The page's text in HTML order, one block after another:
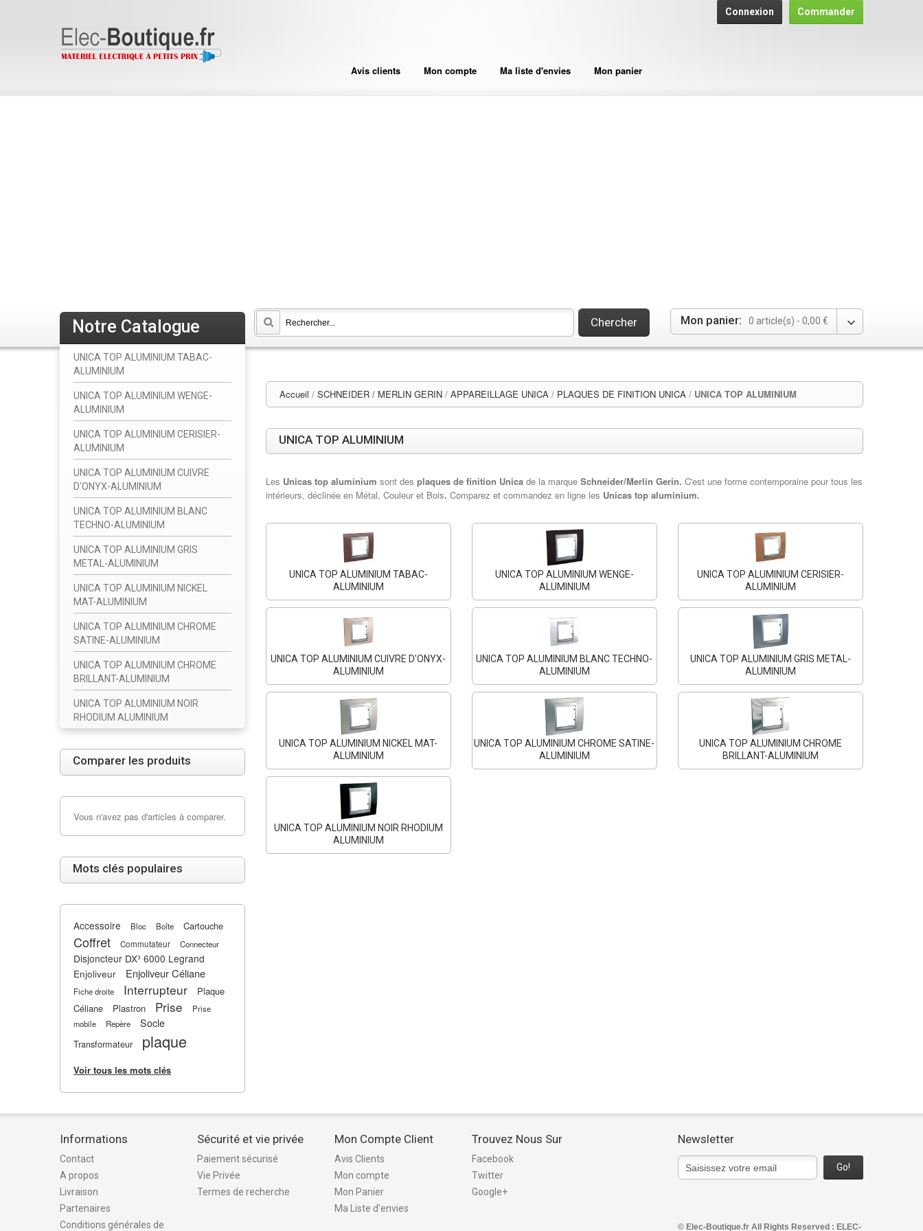
Connexion Commander
Avis clients Mon compte Ma liste d'envies Mon panier
Mon panier: 0 article(s) - 0,00 €
Chercher
Accueil / SCHNEIDER / MERLIN GERIN / APPAREILLAGE UNICA / PLAQUES DE FINITION UNICA / UNICA TOP ALUMINIUM
UNICA TOP ALUMINIUM
Les Unicas top aluminium sont des plaques de finition Unica de la marque Schneider/Merlin Gerin. C'est une forme contemporaine pour tous les
intérieurs, déclinée en Métal, Couleur et Bois. Comparez et commandez en ligne les Unicas top aluminium.
UNICA TOP ALUMINIUM TABAC-
ALUMINIUM
UNICA TOP ALUMINIUM WENGE-
ALUMINIUM
UNICA TOP ALUMINIUM CERISIER-
ALUMINIUM
UNICA TOP ALUMINIUM CUIVRE D'ONYX-
ALUMINIUM
UNICA TOP ALUMINIUM BLANC TECHNO-
ALUMINIUM
UNICA TOP ALUMINIUM GRIS METAL-
ALUMINIUM
UNICA TOP ALUMINIUM NICKEL MAT-
ALUMINIUM
UNICA TOP ALUMINIUM CHROME SATINE-
ALUMINIUM
UNICA TOP ALUMINIUM CHROME
BRILLANT-ALUMINIUM
UNICA TOP ALUMINIUM NOIR RHODIUM
ALUMINIUM
Notre Catalogue
UNICA TOP ALUMINIUM TABAC-
ALUMINIUM
UNICA TOP ALUMINIUM WENGE-
ALUMINIUM
UNICA TOP ALUMINIUM CERISIER-
ALUMINIUM
UNICA TOP ALUMINIUM CUIVRE
D'ONYX-ALUMINIUM
UNICA TOP ALUMINIUM BLANC
TECHNO-ALUMINIUM
UNICA TOP ALUMINIUM GRIS
METAL-ALUMINIUM
UNICA TOP ALUMINIUM NICKEL
MAT-ALUMINIUM
UNICA TOP ALUMINIUM CHROME
SATINE-ALUMINIUM
UNICA TOP ALUMINIUM CHROME
BRILLANT-ALUMINIUM
UNICA TOP ALUMINIUM NOIR
RHODIUM ALUMINIUM
Comparer les produits
Vous n'avez pas d'articles à comparer.
Mots clés populaires
Accessoire Bloc Boîte Cartouche
Coffret Commutateur Connecteur
Disjoncteur DX³ 6000 Legrand
Enjoliveur
Enjoliveur Céliane
Fiche droite Interrupteur
Plaque
Céliane
Plastron Prise
Prise
mobile
Repère Socle
Transformateur plaque
Voir tous les mots clés
Informations
Contact
A propos
Livraison
Partenaires
Conditions générales de
Sécurité et vie privée
Paiement sécurisé
Vie Privée
Termes de recherche
Mon Compte Client
Avis Clients
Mon compte
Mon Panier
Ma Liste d'envies
Trouvez Nous Sur
Facebook
Twitter
Google+
Newsletter
Go!
© Elec-Boutique.fr All Rights Reserved : ELEC-